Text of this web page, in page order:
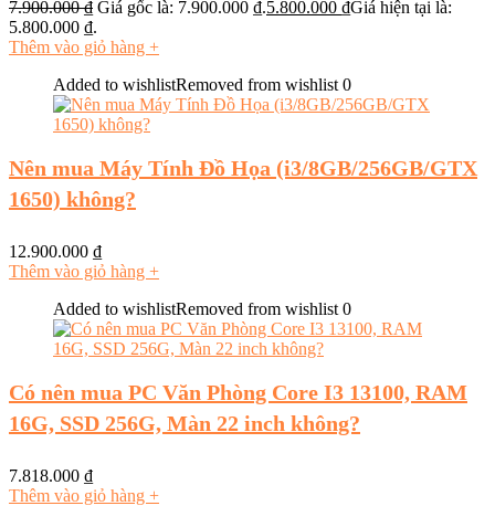
7.900.000₫ Giá gốc là: 7.900.000 ₫.5.800.000 ₫Giá hiện tại là:
5.800.000 ₫.
Thêm vào giỏ hàng +
Added to wishlistRemoved from wishlist 0
Nên mua Máy Tính Đồ Họa (i3/8GB/256GB/GTX
1650) không?
12.900.000 ₫
Thêm vào giỏ hàng +
Added to wishlistRemoved from wishlist 0
Có nên mua PC Văn Phòng Core I3 13100, RAM
16G, SSD 256G, Màn 22 inch không?
7.818.000 ₫
Thêm vào giỏ hàng +